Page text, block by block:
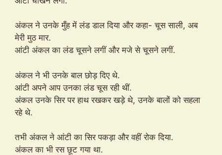
अंकल ने उनके मुँह में लंड डाल दिया और कहा- चूस साली, अब
मेरी मुठ मार.
आंटी अंकल का लंड चूसने लगीं और मजे से चूसने लगीं.
अंकल ने भी उनके बाल छोड़ दिए थे.
आंटी अपने आप उनका लंड चूस रही थीं.
अंकल उनके सिर पर हाथ रखकर खड़े थे, उनके बालों को सहला
रहे थे.
तभी अंकल ने आंटी का सिर पकड़ा और वहीं रोक दिया.
अंकल का भी रस छूट गया था.